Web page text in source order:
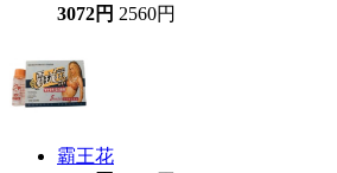
3072円 2560円
霸王花